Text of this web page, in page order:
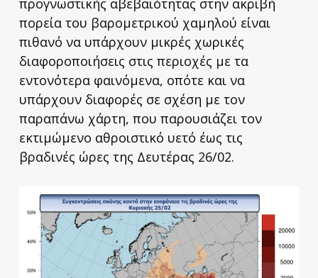
πορεία του βαρομετρικού χαμηλού είναι
πιθανό να υπάρχουν μικρές χωρικές
διαφοροποιήσεις στις περιοχές με τα
εντονότερα φαινόμενα, οπότε και να
υπάρχουν διαφορές σε σχέση με τον
παραπάνω χάρτη, που παρουσιάζει τον
εκτιμώμενο αθροιστικό υετό έως τις
βραδινές ώρες της Δευτέρας 26/02.